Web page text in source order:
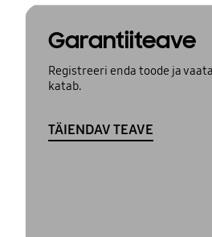
Garantiiteave
Registreeri enda toode ja
katab.
TÄIENDAV TEAVE